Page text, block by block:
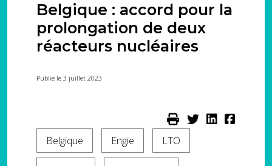
Belgique : accord pour la
prolongation de deux
réacteurs nucléaires
Publié le 3 juillet 2023
Belgique Engie LTO